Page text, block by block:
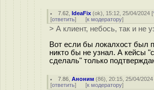
7.62 ,IdeaFix (ok), 15:12, 25/04/2024 [
[ответить] [к модератору]
> А клиент, небось, так и не
Вот если бы локалхост был
никто бы не узнал. А кейсы
сделаль" только
7.86 ,Аноним (86), 20:15, 25/04/2024
[ответить] [к модератору]